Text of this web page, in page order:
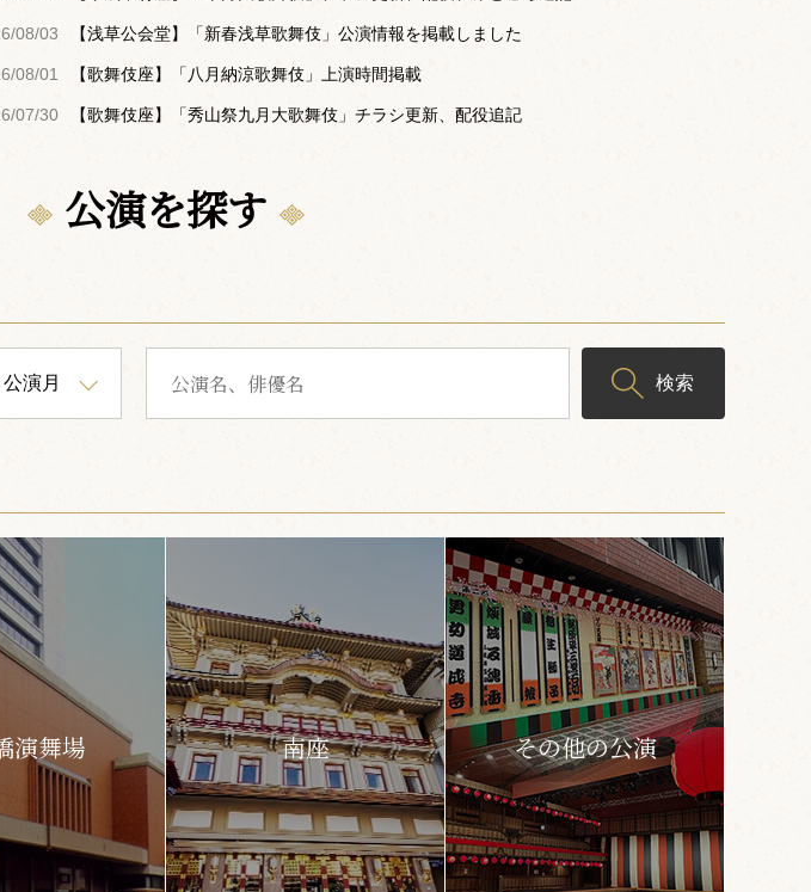
08/03 【浅草公会堂】「新春浅草歌舞伎」公演情報を掲載しました
08/01 【歌舞伎座】「八月納涼歌舞伎」上演時間掲載
07/30 【歌舞伎座】「秀山祭九月大歌舞伎」チラシ更新、配役追記
公演を探す
検索
演舞場 南座 その他の公演